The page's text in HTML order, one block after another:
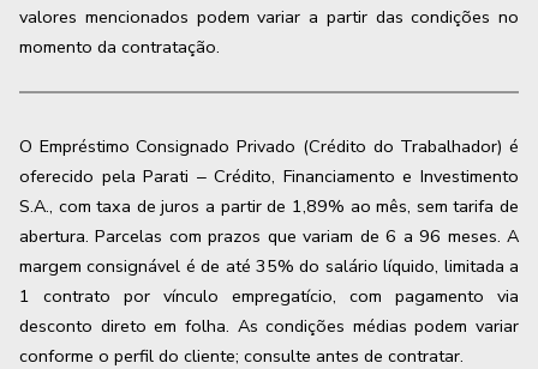
valores mencionados podem variar a partir das condições no
momento da contratação.
O Empréstimo Consignado Privado (Crédito do Trabalhador) é
oferecido pela Parati – Crédito, Financiamento e Investimento
S.A., com taxa de juros a partir de 1,89% ao mês, sem tarifa de
abertura. Parcelas com prazos que variam de 6 a 96 meses. A
margem consignável é de até 35% do salário líquido, limitada a
1 contrato por vínculo empregatício, com pagamento via
desconto direto em folha. As condições médias podem variar
conforme o perfil do cliente; consulte antes de contratar.